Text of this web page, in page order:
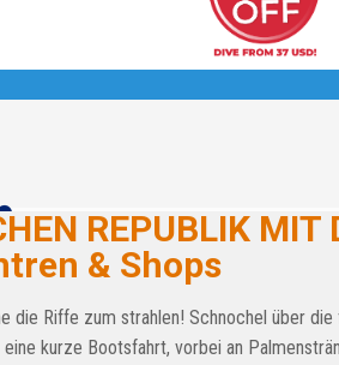
REPUBLIK MIT
& Shops
die Riffe zum strahlen! Schnochel über
kurze Bootsfahrt, vorbei an